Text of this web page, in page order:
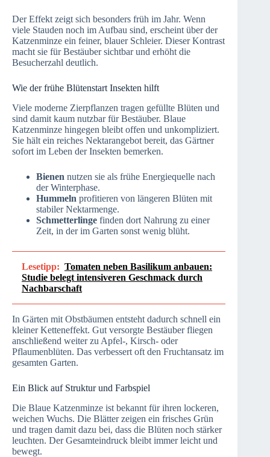
Der Effekt zeigt sich besonders früh im Jahr. Wenn
viele Stauden noch im Aufbau sind, erscheint über der
Katzenminze ein feiner, blauer Schleier. Dieser Kontrast
macht sie für Bestäuber sichtbar und erhöht die
Besucherzahl deutlich.
Wie der frühe Blütenstart Insekten hilft
Viele moderne Zierpflanzen tragen gefüllte Blüten und
sind damit kaum nutzbar für Bestäuber. Blaue
Katzenminze hingegen bleibt offen und unkompliziert.
Sie hält ein reiches Nektarangebot bereit, das Gärtner
sofort im Leben der Insekten bemerken.
Bienen nutzen sie als frühe Energiequelle nach
der Winterphase.
Hummeln profitieren von längeren Blüten mit
stabiler Nektarmenge.
Schmetterlinge finden dort Nahrung zu einer
Zeit, in der im Garten sonst wenig blüht.
Lesetipp: Tomaten neben Basilikum anbauen:
Studie belegt intensiveren Geschmack durch
Nachbarschaft
In Gärten mit Obstbäumen entsteht dadurch schnell ein
kleiner Ketteneffekt. Gut versorgte Bestäuber fliegen
anschließend weiter zu Apfel-, Kirsch- oder
Pflaumenblüten. Das verbessert oft den Fruchtansatz im
gesamten Garten.
Ein Blick auf Struktur und Farbspiel
Die Blaue Katzenminze ist bekannt für ihren lockeren,
weichen Wuchs. Die Blätter zeigen ein frisches Grün
und tragen damit dazu bei, dass die Blüten noch stärker
leuchten. Der Gesamteindruck bleibt immer leicht und
bewegt.